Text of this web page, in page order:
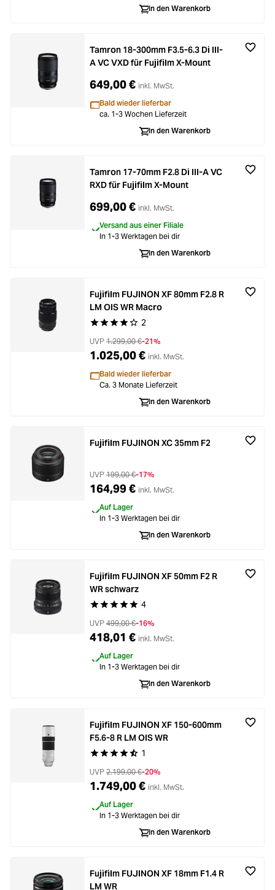
In den Warenkorb
Tamron 18-300mm F3.5-6.3 Di III-
A VC VXD für Fujifilm X-Mount
649,00 € inkl. MwSt.
Bald wieder lieferbar
ca. 1-3 Wochen Lieferzeit
In den Warenkorb
Tamron 17-70mm F2.8 Di III-A VC
RXD für Fujifilm X-Mount
699,00 € inkl. MwSt.
Versand aus einer Filiale
In 1-3 Werktagen bei dir
In den Warenkorb
Durchschnittliche Bewertung von 4 von 5
2
Fujifilm FUJINON XF 80mm F2.8 R
LM OIS WR Macro
UVP 1.299,00 €-21%
1.025,00 € inkl. MwSt.
Bald wieder lieferbar
Ca. 3 Monate Lieferzeit
In den Warenkorb
Fujifilm FUJINON XC 35mm F2
UVP 199,00 €-17%
164,99 € inkl. MwSt.
Auf Lager
In 1-3 Werktagen bei dir
In den Warenkorb
Durchschnittliche Bewertung von 5 von 5
4
Fujifilm FUJINON XF 50mm F2 R
WR schwarz
UVP 499,00 €-16%
418,01 € inkl. MwSt.
Auf Lager
In 1-3 Werktagen bei dir
In den Warenkorb
Durchschnittliche Bewertung von 4.8 von 5
1
Fujifilm FUJINON XF 150-600mm
F5.6-8 R LM OIS WR
UVP 2.199,00 €-20%
1.749,00 € inkl. MwSt.
Auf Lager
In 1-3 Werktagen bei dir
In den Warenkorb
Fujifilm FUJINON XF 18mm F1.4 R
LM WR